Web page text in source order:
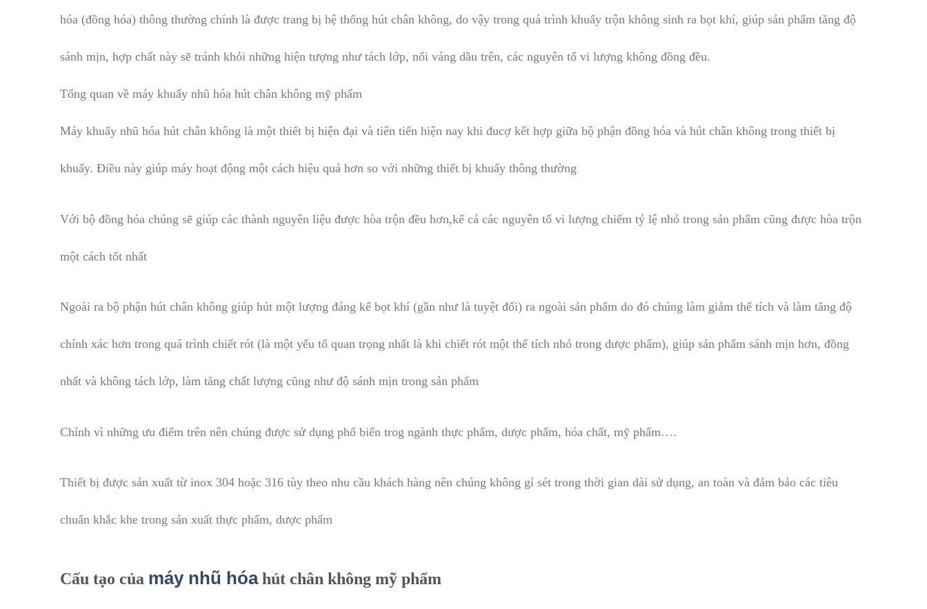
hóa (đồng hóa) thông thường chính là được trang bị hệ thống hút chân không, do vậy trong quá trình khuấy trộn không sinh ra bọt khí, giúp sản phẩm tăng độ
sánh mịn, hợp chất này sẽ tránh khỏi những hiện tượng như tách lớp, nổi váng dầu trên, các nguyên tố vi lượng không đồng đều.
Tổng quan về máy khuấy nhũ hóa hút chân không mỹ phẩm
Máy khuấy nhũ hóa hút chân không là một thiết bị hiện đại và tiên tiến hiện nay khi đucợ kết hợp giữa bộ phận đồng hóa và hút chân không trong thiết bị
khuấy. Điều này giúp máy hoạt động một cách hiệu quả hơn so với những thiết bị khuấy thông thường
Với bộ đồng hóa chúng sẽ giúp các thành nguyên liệu được hòa trộn đều hơn,kể cả các nguyên tố vi lượng chiếm tỷ lệ nhỏ trong sản phẩm cũng được hòa trộn
một cách tốt nhất
Ngoài ra bộ phận hút chân không giúp hút một lượng đáng kể bọt khí (gần như là tuyệt đối) ra ngoài sản phẩm do đó chúng làm giảm thể tích và làm tăng độ
chính xác hơn trong quá trình chiết rót (là một yếu tố quan trọng nhất là khi chiết rót một thể tích nhỏ trong dược phẩm), giúp sản phẩm sánh mịn hơn, đồng
nhất và không tách lớp, làm tăng chất lượng cũng như độ sánh mịn trong sản phẩm
Chính vì những ưu điểm trên nên chúng được sử dụng phổ biến trog ngành thực phẩm, dược phẩm, hóa chất, mỹ phẩm….
Thiết bị được sản xuất từ inox 304 hoặc 316 tùy theo nhu cầu khách hàng nên chúng không gỉ sét trong thời gian dài sử dụng, an toàn và đảm bảo các tiêu
chuẩn khắc khe trong sản xuất thực phẩm, dược phẩm
Cấu tạo của máy nhũ hóahút chân không mỹ phẩm